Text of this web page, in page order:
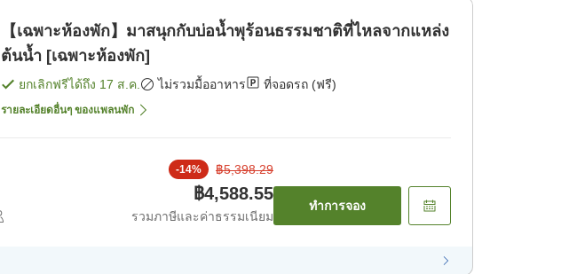
【เฉพาะห้องพัก】มาสนุกกับบ่อน้ำพุร้อนธรรมชาติที่ไหลจากแหล่ง
ต้นน้ำ [เฉพาะห้องพัก]
ยกเลิกฟรีได้ถึง 17 ส.ค. ไม่รวมมื้ออาหาร ที่จอดรถ (ฟรี)
รายละเอียดอื่นๆ ของแพลนพัก
-14% ฿5,398.29
฿4,588.55
รวมภาษีและค่าธรรมเนียม
ทำการจอง